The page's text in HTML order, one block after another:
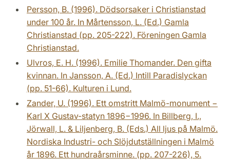
Persson, B. (1996). Dödsorsaker i Christianstad
under 100 år. In Mårtensson, L. (Ed.) Gamla
Christianstad (pp. 205-222). Föreningen Gamla
Christianstad.
Ulvros, E. H. (1996). Emilie Thomander. Den gifta
kvinnan. In Jansson, A. (Ed.) Intill Paradislyckan
(pp. 51-66). Kulturen i Lund.
Zander, U. (1996). Ett omstritt Malmö-monument −
Karl X Gustav-statyn 1896−1996. In Billberg, I.,
Jörwall, L. & Liljenberg, B. (Eds.) All ljus på Malmö.
Nordiska Industri- och Slöjdutställningen i Malmö
år 1896. Ett hundraårsminne. (pp. 207-226), 5.